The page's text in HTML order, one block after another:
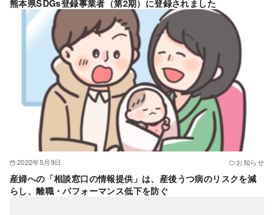
熊本県SDGs登録事業者（第2期）に登録されました
2022年5月9日 お知らせ
産婦への「相談窓口の情報提供」は、産後うつ病のリスクを減
らし、離職・パフォーマンス低下を防ぐ